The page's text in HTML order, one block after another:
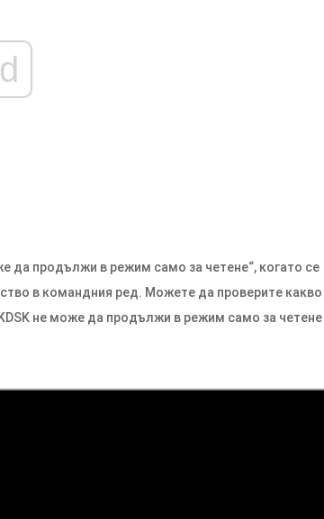
да продължи в режим само за четене“, когато се
в командния ред. Можете да проверите какво
не може да продължи в режим само за четене